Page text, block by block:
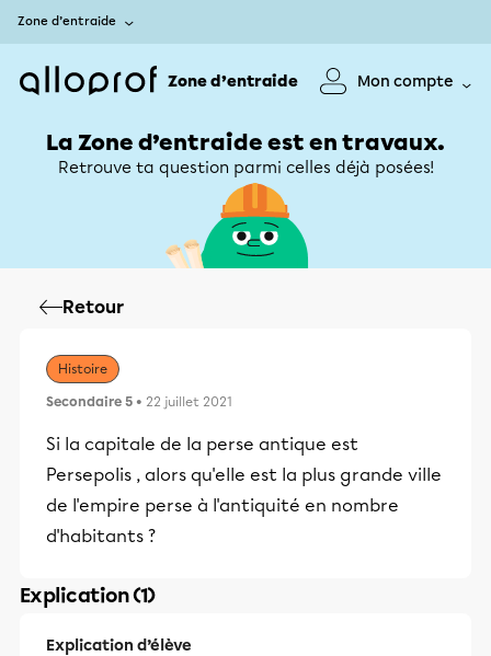
Zone d’entraide
Zone d’entraide Mon compte
La Zone d’entraide est en travaux.
Retrouve ta question parmi celles déjà posées!
Retour
Histoire
Secondaire 5 • 22 juillet 2021
Si la capitale de la perse antique est
Persepolis , alors qu'elle est la plus grande ville
de l'empire perse à l'antiquité en nombre
d'habitants ?
Explication (1)
Explication d’élève